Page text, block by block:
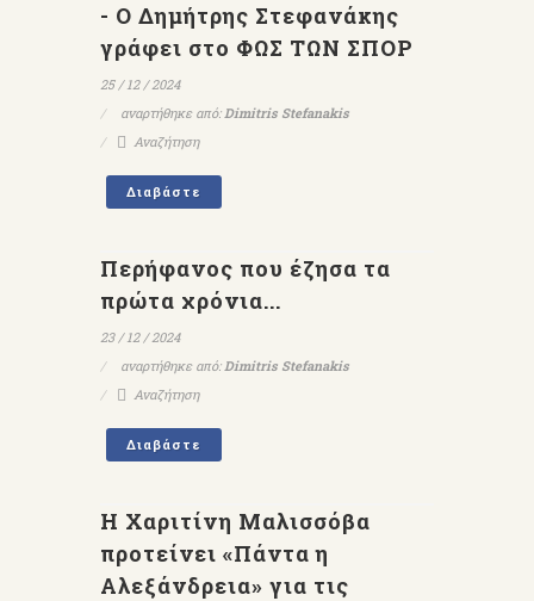
- Ο Δημήτρης Στεφανάκης
γράφει στο ΦΩΣ ΤΩΝ ΣΠΟΡ
25 / 12 / 2024
αναρτήθηκε από:Dimitris Stefanakis
Αναζήτηση
Διαβάστε
Περήφανος που έζησα τα
πρώτα χρόνια...
23 / 12 / 2024
αναρτήθηκε από:Dimitris Stefanakis
Αναζήτηση
Διαβάστε
Η Χαριτίνη Μαλισσόβα
προτείνει «Πάντα η
Αλεξάνδρεια» για τις